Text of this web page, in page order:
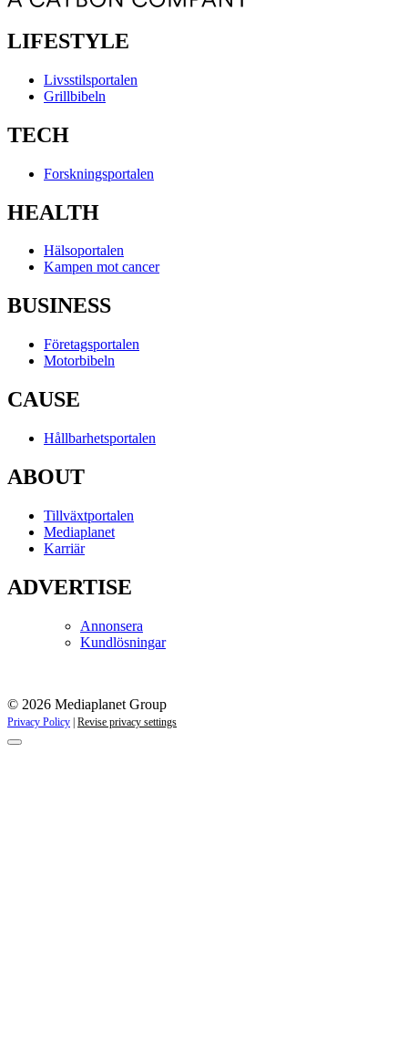
LIFESTYLE
Livsstilsportalen
Grillbibeln
TECH
Forskningsportalen
HEALTH
Hälsoportalen
Kampen mot cancer
BUSINESS
Företagsportalen
Motorbibeln
CAUSE
Hållbarhetsportalen
ABOUT
Tillväxtportalen
Mediaplanet
Karriär
ADVERTISE
Annonsera
Kundlösningar
© 2026 Mediaplanet Group
Privacy Policy | Revise privacy settings